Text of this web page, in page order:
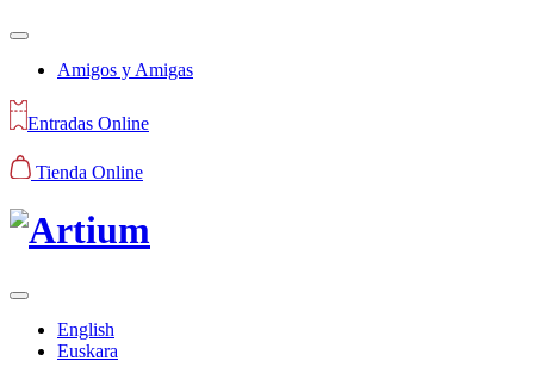
Amigos y Amigas
Entradas Online
Tienda Online
English
Euskara